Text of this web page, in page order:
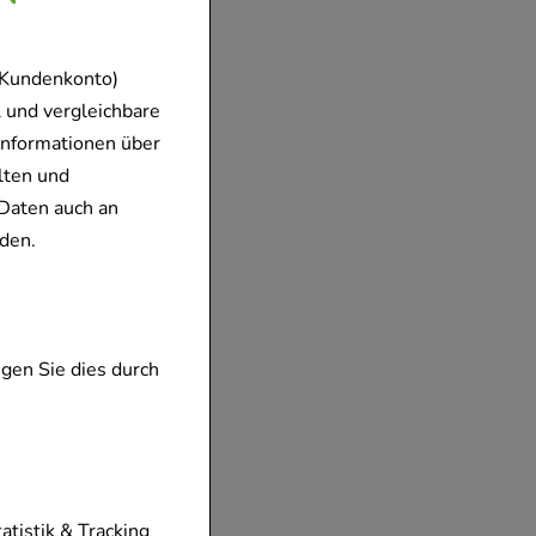
vergleichbare
über
und
auch an
Sie dies durch